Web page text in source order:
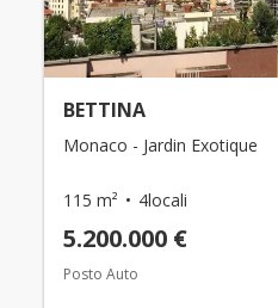
BETTINA
Monaco - Jardin Exotique
115 m² 4locali
5.200.000 €
Posto Auto